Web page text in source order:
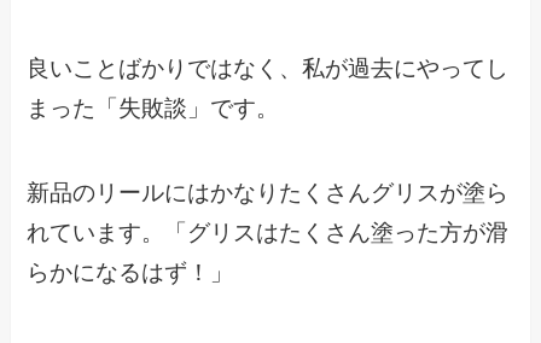
良いことばかりではなく、私が過去にやってし
まった「失敗談」です。
新品のリールにはかなりたくさんグリスが塗ら
れています。「グリスはたくさん塗った方が滑
らかになるはず！」